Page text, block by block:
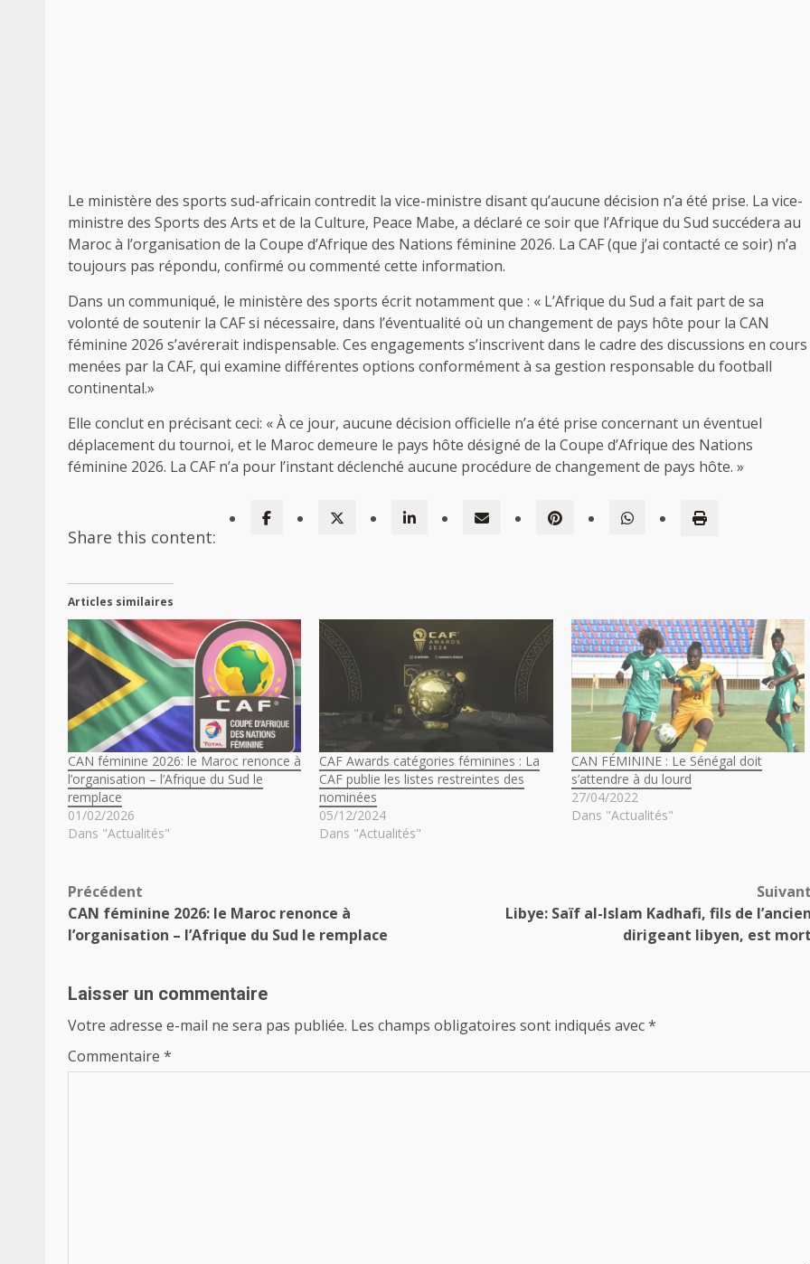
Le ministère des sports sud-africain contredit la vice-ministre disant qu’aucune décision n’a été prise. La vice-
ministre des Sports des Arts et de la Culture, Peace Mabe, a déclaré ce soir que l’Afrique du Sud succédera au
Maroc à l’organisation de la Coupe d’Afrique des Nations féminine 2026. La CAF (que j’ai contacté ce soir) n’a
toujours pas répondu, confirmé ou commenté cette information.
Dans un communiqué, le ministère des sports écrit notamment que : « L’Afrique du Sud a fait part de sa
volonté de soutenir la CAF si nécessaire, dans l’éventualité où un changement de pays hôte pour la CAN
féminine 2026 s’avérerait indispensable. Ces engagements s’inscrivent dans le cadre des discussions en cours
menées par la CAF, qui examine différentes options conformément à sa gestion responsable du football
continental.»
Elle conclut en précisant ceci: « À ce jour, aucune décision officielle n’a été prise concernant un éventuel
déplacement du tournoi, et le Maroc demeure le pays hôte désigné de la Coupe d’Afrique des Nations
féminine 2026. La CAF n’a pour l’instant déclenché aucune procédure de changement de pays hôte. »
Share this content:
Articles similaires
CAN féminine 2026: le Maroc renonce à
l’organisation – l’Afrique du Sud le
remplace
01/02/2026
Dans "Actualités"
CAF Awards catégories féminines : La
CAF publie les listes restreintes des
nominées
05/12/2024
Dans "Actualités"
CAN FÉMININE : Le Sénégal doit
s’attendre à du lourd
27/04/2022
Dans "Actualités"
Navigation
d’article
Précédent
CAN féminine 2026: le Maroc renonce à
l’organisation – l’Afrique du Sud le remplace
Suivant
Libye: Saïf al-Islam Kadhafi, fils de l’ancien
dirigeant libyen, est mort
Laisser un commentaire
Votre adresse e-mail ne sera pas publiée. Les champs obligatoires sont indiqués avec*
Commentaire *